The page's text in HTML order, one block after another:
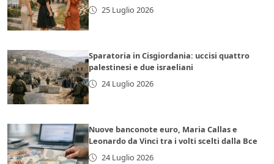
25 Luglio 2026
Sparatoria in Cisgiordania: uccisi quattro
palestinesi e due israeliani
24 Luglio 2026
Nuove banconote euro, Maria Callas e
Leonardo da Vinci tra i volti scelti dalla Bce
24 Luglio 2026